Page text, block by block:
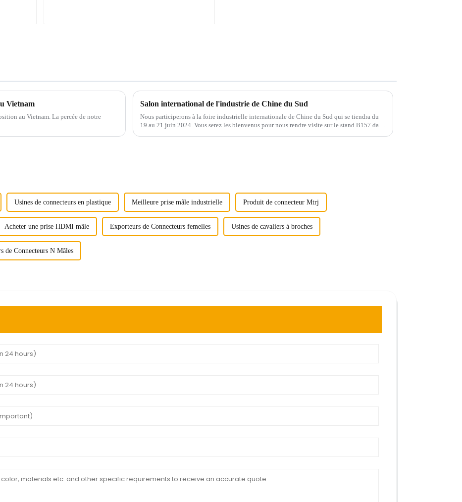
Vietnam
au Vietnam. La percée de notre
Salon international de l'industrie de Chine du Sud
Nous participerons à la foire industrielle internationale de Chine du Sud qui se tiendra du
19 au 21 juin 2024. Vous serez les bienvenus pour nous rendre visite sur le stand B157 dans
Usines de connecteurs en plastique Meilleure prise mâle industrielle Produit de connecteur Mtrj
Acheter une prise HDMI mâle Exporteurs de Connecteurs femelles Usines de cavaliers à broches
de Connecteurs N Mâles